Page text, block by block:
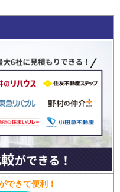
できて便利！